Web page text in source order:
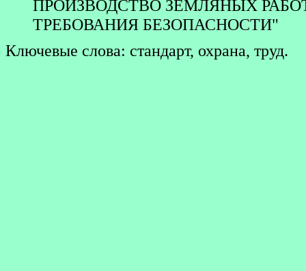
ПРОИЗВОДСТВО ЗЕМЛЯНЫХ
ТРЕБОВАНИЯ БЕЗОПАСНОСТИ"
Ключевые слова: стандарт, охрана, труд.